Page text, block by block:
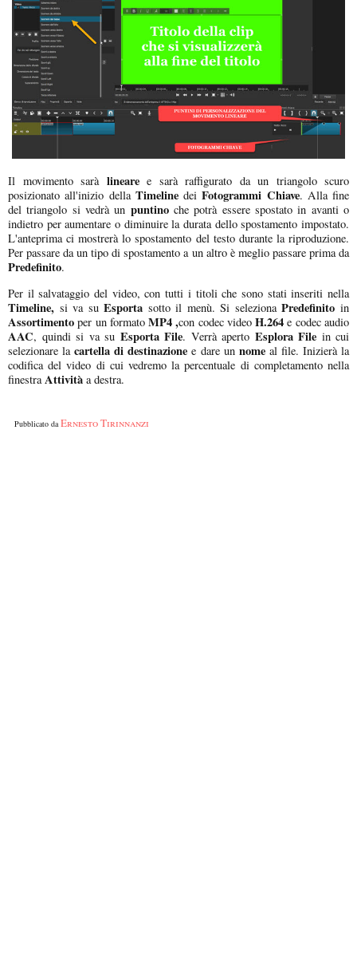
Il movimento sarà linearee sarà raffigurato da un triangolo scuro
posizionato all'inizio dellaTimelinedeiFotogrammi Chiave. Alla fine
del triangolo si vedrà un puntinoche potrà essere spostato in avanti o
indietro per aumentare o diminuire la durata dello spostamento impostato.
L'anteprima ci mostrerà lo spostamento del testo durante la riproduzione.
Per passare da un tipo di spostamento a un altro è meglio passare prima da
Predefinito.
Per il salvataggio del video, con tutti i titoli che sono stati inseriti nella
Timeline, si va suEsporta sotto il menù. Si selezionaPredefinito in
Assortimento per un formatoMP4 ,con codec video H.264 e codec audio
AAC, quindi si va su Esporta File. Verrà aperto Esplora File in cui
selezionare lacartella di destinazione e dare unnomeal file. Inizierà la
codifica del video di cui vedremo la percentuale di completamento nella
finestra Attività a destra.
Pubblicato da Ernesto Tirinnanzi